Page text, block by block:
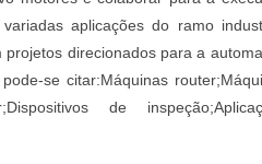
aplicações do ramo
direcionados para a
se citar:Máquinas
de